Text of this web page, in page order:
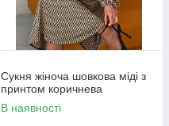
Сукня жіноча шовкова міді з
принтом коричнева
В наявності